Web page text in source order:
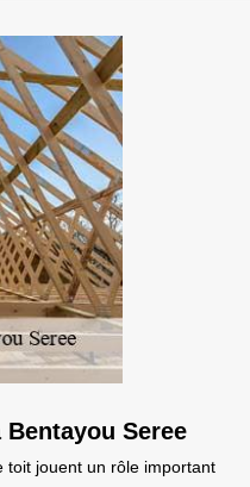
Seree
toit jouent un rôle important